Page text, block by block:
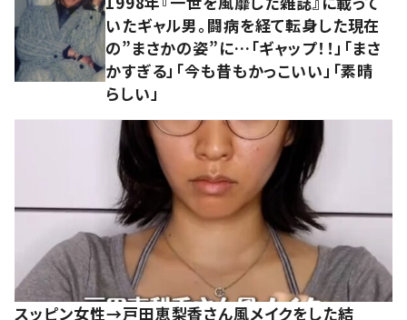
いたギャル男。闘病を経て転身した現在
の”まさかの姿”に…「ギャップ！！」「まさ
かすぎる」「今も昔もかっこいい」「素晴
らしい」
スッピン女性→戸田恵梨香さん風メイクをした結